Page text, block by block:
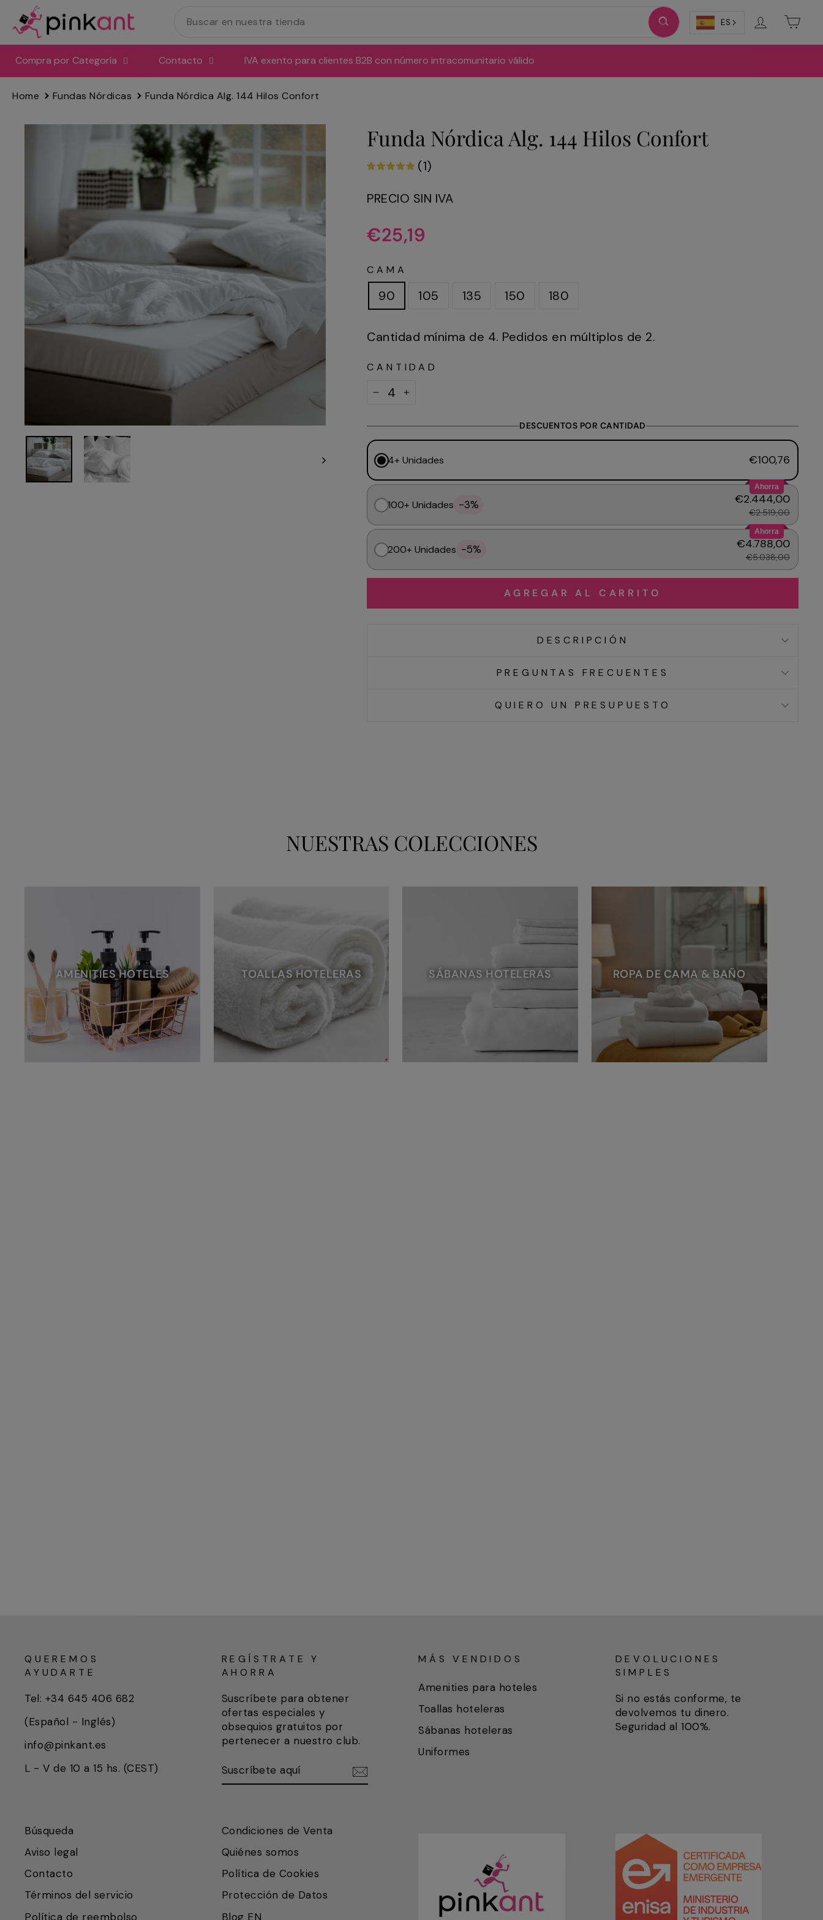
directamente
al
contenido
ES Ingresar
Compra por Categoría Contacto IVA exento para clientes B2B con número intracomunitario válido
Home Fundas Nórdicas Funda Nórdica Alg. 144 Hilos Confort
Funda Nórdica Alg. 144 Hilos Confort
(1)
PRECIO SIN IVA
Precio
habitual
€25,19
CAMA
90 105 135 150 180
Cantidad mínima de 4. Pedidos en múltiplos de 2.
CANTIDAD
DESCUENTOS POR CANTIDAD
4+ Unidades €100,76
Ahorra
100+ Unidades -3% €2.444,00
€2.519,00
Ahorra
200+ Unidades -5% €4.788,00
€5.038,00
AGREGAR AL CARRITO
DESCRIPCIÓN
PREGUNTAS FRECUENTES
QUIERO UN PRESUPUESTO
NUESTRAS COLECCIONES
AMENITIES HOTELES TOALLAS HOTELERAS SÁBANAS HOTELERAS ROPA DE CAMA & BAÑO
QUEREMOS
AYUDARTE
Tel: +34 645 406 682
(Español - Inglés)
info@pinkant.es
L - V de 10 a 15 hs. (CEST)
REGÍSTRATE Y
AHORRA
Suscríbete para obtener
ofertas especiales y
obsequios gratuitos por
pertenecer a nuestro club.
AQUÍ
MÁS VENDIDOS
Amenities para hoteles
Toallas hoteleras
Sábanas hoteleras
Uniformes
DEVOLUCIONES
SIMPLES
Si no estás conforme, te
devolvemos tu dinero.
Seguridad al 100%.
Búsqueda
Aviso legal
Contacto
Términos del servicio
Política de reembolso
Condiciones de Venta
Quiénes somos
Política de Cookies
Protección de Datos
Blog EN